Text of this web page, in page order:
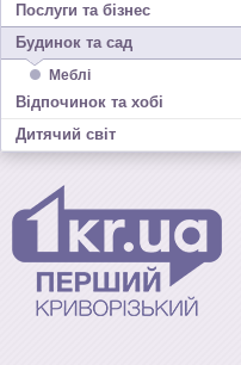
Послуги та бізнес
Будинок та сад
Меблі
Відпочинок та хобі
Дитячий світ